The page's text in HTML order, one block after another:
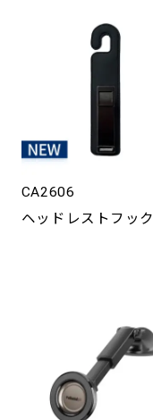
CA2606
ヘッドレストフック